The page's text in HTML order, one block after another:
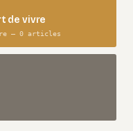
de vivre
— 0 articles